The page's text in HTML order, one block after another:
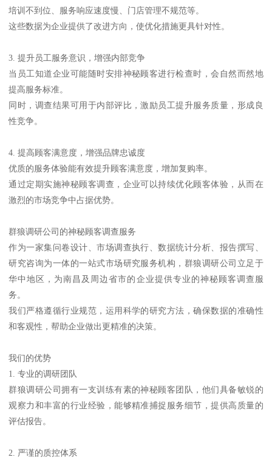
培训不到位、服务响应速度慢、门店管理不规范等。
这些数据为企业提供了改进方向，使优化措施更具针对性。
3. 提升员工服务意识，增强内部竞争
当员工知道企业可能随时安排神秘顾客进行检查时，会自然而然地
提高服务标准。
同时，调查结果可用于内部评比，激励员工提升服务质量，形成良
性竞争。
4. 提高顾客满意度，增强品牌忠诚度
优质的服务体验能有效提升顾客满意度，增加复购率。
通过定期实施神秘顾客调查，企业可以持续优化顾客体验，从而在
激烈的市场竞争中占据优势。
群狼调研公司的神秘顾客调查服务
作为一家集问卷设计、市场调查执行、数据统计分析、报告撰写、
研究咨询为一体的一站式市场研究服务机构，群狼调研公司立足于
华中地区，为南昌及周边省市的企业提供专业的神秘顾客调查服
务。
我们严格遵循行业规范，运用科学的研究方法，确保数据的准确性
和客观性，帮助企业做出更精准的决策。
我们的优势
1. 专业的调研团队
群狼调研公司拥有一支训练有素的神秘顾客团队，他们具备敏锐的
观察力和丰富的行业经验，能够精准捕捉服务细节，提供高质量的
评估报告。
2. 严谨的质控体系